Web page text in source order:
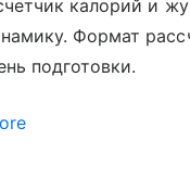
калорий и
Формат
подготовки.